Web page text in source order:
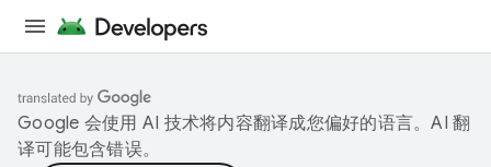
Google 会使用 AI 技术将内容翻译成您偏好的语言。AI 翻
译可能包含错误。